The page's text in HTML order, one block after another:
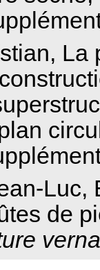
La
Luc,
de